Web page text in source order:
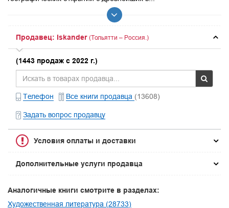
Продавец: Iskander (Тольятти – Россия.)
(1443 продаж с 2022 г.)
Телефон Все книги продавца (13608)
Задать вопрос продавцу
Условия оплаты и доставки
Дополнительные услуги продавца
Аналогичные книги смотрите в разделах:
Художественная литература (28733)